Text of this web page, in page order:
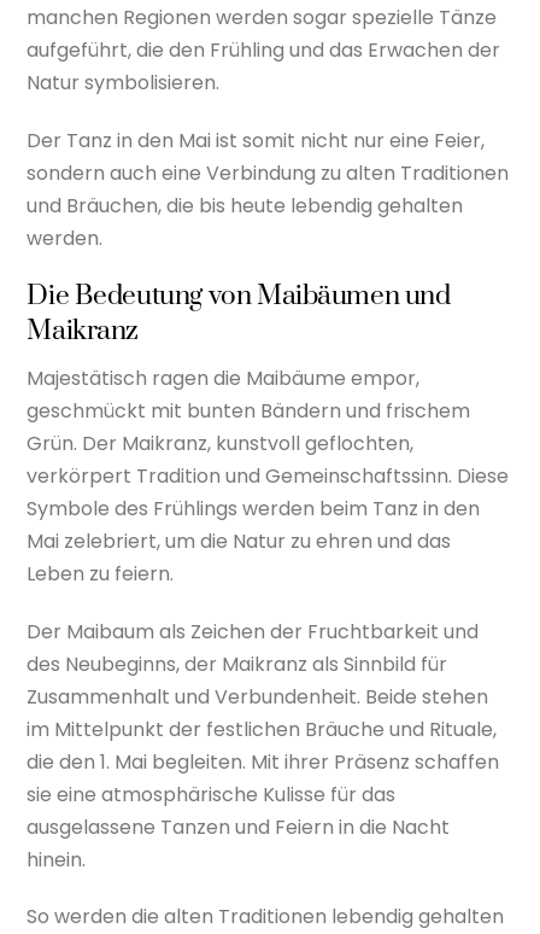
manchen Regionen werden sogar spezielle Tänze
aufgeführt, die den Frühling und das Erwachen der
Natur symbolisieren.
Der Tanz in den Mai ist somit nicht nur eine Feier,
sondern auch eine Verbindung zu alten Traditionen
und Bräuchen, die bis heute lebendig gehalten
werden.
Die Bedeutung von Maibäumen und
Maikranz
Majestätisch ragen die Maibäume empor,
geschmückt mit bunten Bändern und frischem
Grün. Der Maikranz, kunstvoll geflochten,
verkörpert Tradition und Gemeinschaftssinn. Diese
Symbole des Frühlings werden beim Tanz in den
Mai zelebriert, um die Natur zu ehren und das
Leben zu feiern.
Der Maibaum als Zeichen der Fruchtbarkeit und
des Neubeginns, der Maikranz als Sinnbild für
Zusammenhalt und Verbundenheit. Beide stehen
im Mittelpunkt der festlichen Bräuche und Rituale,
die den 1. Mai begleiten. Mit ihrer Präsenz schaffen
sie eine atmosphärische Kulisse für das
ausgelassene Tanzen und Feiern in die Nacht
hinein.
So werden die alten Traditionen lebendig gehalten